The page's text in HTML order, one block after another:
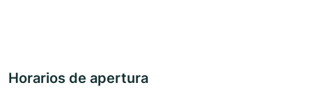
Horarios de apertura